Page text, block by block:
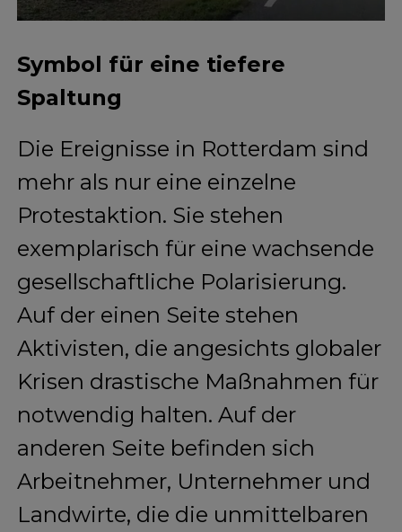
Symbol für eine tiefere
Spaltung
Die Ereignisse in Rotterdam sind
mehr als nur eine einzelne
Protestaktion. Sie stehen
exemplarisch für eine wachsende
gesellschaftliche Polarisierung.
Auf der einen Seite stehen
Aktivisten, die angesichts globaler
Krisen drastische Maßnahmen für
notwendig halten. Auf der
anderen Seite befinden sich
Arbeitnehmer, Unternehmer und
Landwirte, die die unmittelbaren